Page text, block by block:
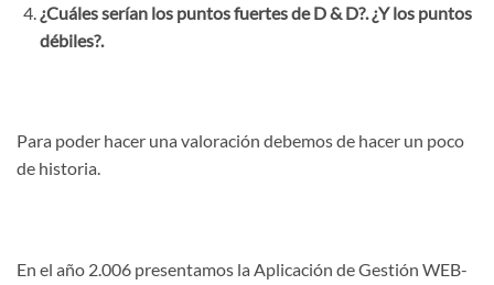
¿Cuáles serían los puntos fuertes de D & D?. ¿Y los puntos
débiles?.
Para poder hacer una valoración debemos de hacer un poco
de historia.
En el año 2.006 presentamos la Aplicación de Gestión WEB-